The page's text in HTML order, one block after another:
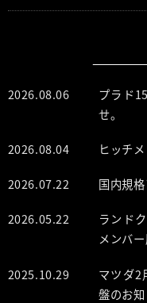
2026.08.06
プラド
せ。
2026.08.04 ヒッチ
2026.07.22 国内規
2026.05.22
ランド
メンバー
2025.10.29
マツダ2
盤のお知